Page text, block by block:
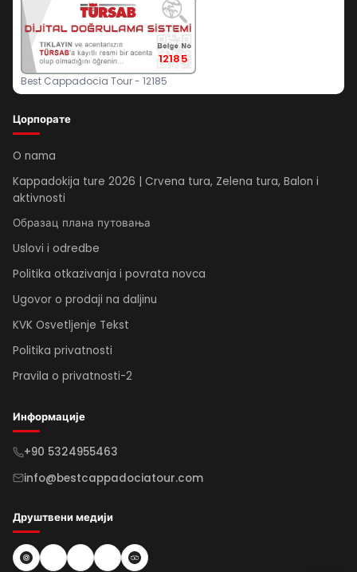
12185
Best Cappadocia Tour - 12185
Цорпорате
O nama
Kappadokija ture 2026 | Crvena tura, Zelena tura, Balon i
aktivnosti
Образац плана путовања
Uslovi i odredbe
Politika otkazivanja i povrata novca
Ugovor o prodaji na daljinu
KVK Osvetljenje Tekst
Politika privatnosti
Pravila o privatnosti-2
Информације
+90 5324955463
info@bestcappadociatour.com
Друштвени медији